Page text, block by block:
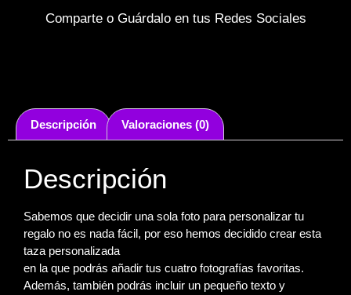
Comparte o Guárdalo en tus Redes Sociales
Descripción Valoraciones (0)
Descripción
Sabemos que decidir una sola foto para personalizar tu
regalo no es nada fácil, por eso hemos decidido crear esta
taza personalizada
en la que podrás añadir tus cuatro fotografías favoritas.
Además, también podrás incluir un pequeño texto y